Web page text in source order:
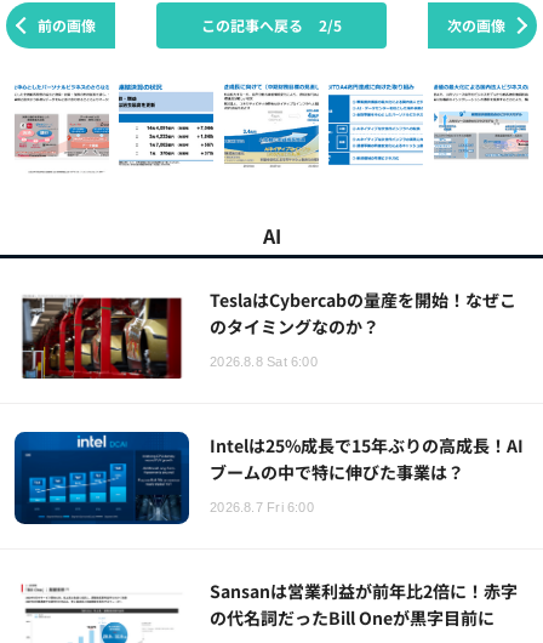
前の画像 次の画像
この記事へ戻る 2/5
AI
TeslaはCybercabの量産を開始！なぜこ
のタイミングなのか？
2026.8.8 Sat 6:00
Intelは25%成長で15年ぶりの高成長！AI
ブームの中で特に伸びた事業は？
2026.8.7 Fri 6:00
Sansanは営業利益が前年比2倍に！赤字
の代名詞だったBill Oneが黒字目前に